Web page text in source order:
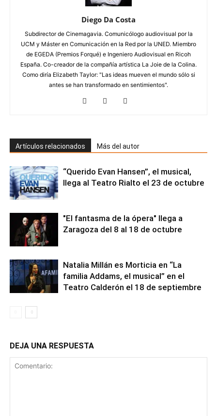
Diego Da Costa
Subdirector de Cinemagavia. Comunicólogo audiovisual por la
UCM y Máster en Comunicación en la Red por la UNED. Miembro
de EGEDA (Premios Forqué) e Ingeniero Audiovisual en Ricoh
España. Co-creador de la compañía artística La Joie de la Colina.
Como diría Elizabeth Taylor: "Las ideas mueven el mundo sólo si
antes se han transformado en sentimientos".
Artículos relacionados Más del autor
“Querido Evan Hansen”, el musical,
llega al Teatro Rialto el 23 de octubre
"El fantasma de la ópera" llega a
Zaragoza del 8 al 18 de octubre
Natalia Millán es Morticia en “La
familia Addams, el musical” en el
Teatro Calderón el 18 de septiembre
DEJA UNA RESPUESTA